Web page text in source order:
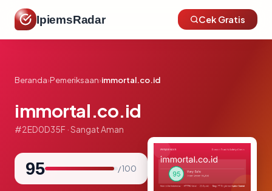
IpiemsRadar Cek Gratis
Beranda›Pemeriksaan›immortal.co.id
immortal.co.id
#2ED0D35F · Sangat Aman
95 / 100